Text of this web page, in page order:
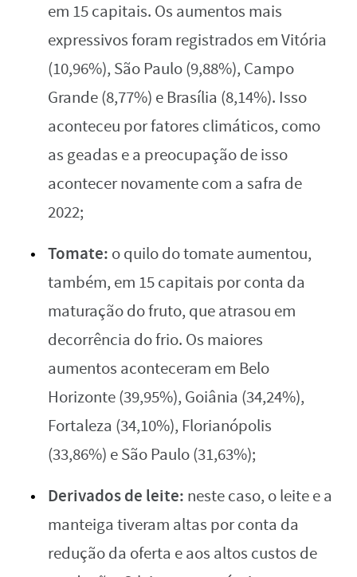
em 15 capitais. Os aumentos mais
expressivos foram registrados em Vitória
(10,96%), São Paulo (9,88%), Campo
Grande (8,77%) e Brasília (8,14%). Isso
aconteceu por fatores climáticos, como
as geadas e a preocupação de isso
acontecer novamente com a safra de
2022;
Tomate: o quilo do tomate aumentou,
também, em 15 capitais por conta da
maturação do fruto, que atrasou em
decorrência do frio. Os maiores
aumentos aconteceram em Belo
Horizonte (39,95%), Goiânia (34,24%),
Fortaleza (34,10%), Florianópolis
(33,86%) e São Paulo (31,63%);
Derivados de leite: neste caso, o leite e a
manteiga tiveram altas por conta da
redução da oferta e aos altos custos de